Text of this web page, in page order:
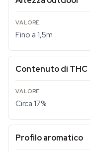
Fino a 1,5m
Contenuto di THC
Circa 17%
Profilo aromatico